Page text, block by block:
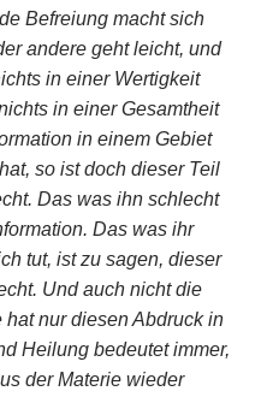
Befreiung macht sich
andere geht leicht, und
in einer Wertigkeit
in einer Gesamtheit
in einem Gebiet
so ist doch dieser Teil
Das was ihn schlecht
Das was ihr
tut, ist zu sagen, dieser
Und auch nicht die
nur diesen Abdruck in
Heilung bedeutet immer,
der Materie wieder